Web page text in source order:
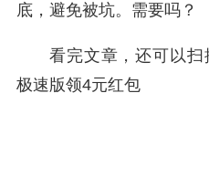
底，避免被坑。需要吗？
看完文章，还可以
极速版领4元红包